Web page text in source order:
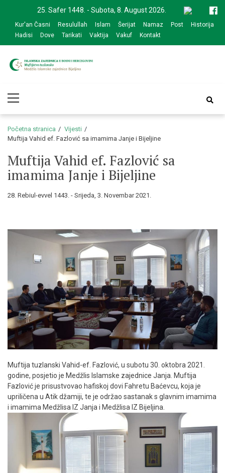
navigation
content
25. Safer 1448. - Subota, 8. August 2026.
Kur'an Časni Resulullah Islam Šerijat Namaz Post
Historija
Hadisi
Dove Tarikati Vaktija Vakuf Kontakt
zajednice Bijeljina
Menu
Početna stranica
Vijesti
Muftija Vahid ef. Fazlović sa imamima Janje i Bijeljine
Muftija Vahid ef. Fazlović sa
imamima Janje i Bijeljine
28. Rebiul-evvel 1443. - Srijeda, 3. Novembar 2021.
Muftija tuzlanski Vahid-ef. Fazlović, u subotu 30. oktobra 2021.
godine, posjetio je Medžlis Islamske zajednice Janja. Muftija
Fazlović je prisustvovao hafiskoj dovi Fahretu Baćevcu, koja je
upriličena u Atik džamiji, te je održao sastanak s glavnim imamima
i imamima Medžlisa IZ Janja i Medžlisa IZ Bijeljina.